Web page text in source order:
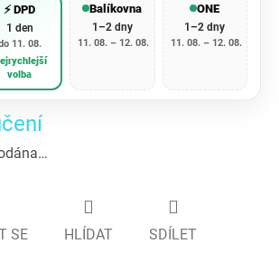
⚡ DPD
1 den
11. 08.
volba
Balíkovna
1–2 dny
11. 08. – 12. 08.
ONE
1–2 dny
11. 08. – 12. 08.
SE HLÍDAT SDÍLET